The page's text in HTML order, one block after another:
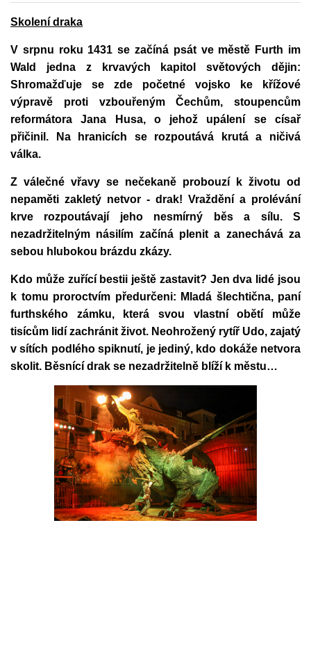
Skolení draka
V srpnu roku 1431 se začíná psát ve městě Furth im
Wald jedna z krvavých kapitol světových dějin:
Shromažďuje se zde početné vojsko ke křížové
výpravě proti vzbouřeným Čechům, stoupencům
reformátora Jana Husa, o jehož upálení se císař
přičinil. Na hranicích se rozpoutává krutá a ničivá
válka.
Z válečné vřavy se nečekaně probouzí k životu od
nepaměti zakletý netvor - drak! Vraždění a prolévání
krve rozpoutávají jeho nesmírný běs a sílu. S
nezadržitelným násilím začíná plenit a zanechává za
sebou hlubokou brázdu zkázy.
Kdo může zuřící bestii ještě zastavit? Jen dva lidé jsou
k tomu proroctvím předurčeni: Mladá šlechtična, paní
furthského zámku, která svou vlastní obětí může
tisícům lidí zachránit život. Neohrožený rytíř Udo, zajatý
v sítích podlého spiknutí, je jediný, kdo dokáže netvora
skolit. Běsnící drak se nezadržitelně blíží k městu…